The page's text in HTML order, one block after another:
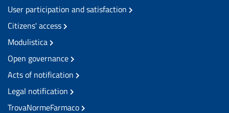
User participation and satisfaction
Citizens' access
Modulistica
Open governance
Acts of notification
Legal notification
TrovaNormeFarmaco